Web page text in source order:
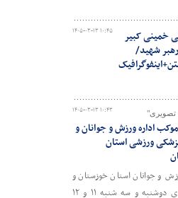
۱۴۰۵-۰۳-۱۳ ۱۰:۴۵
خمینی کبیر
رهبر شهید/
۱۴۰۵-۰۳-۱۳ ۱۰:۴۳ تصویری"
اداره ورزش و جوانان و
ورزشی استان
و جوانان استان خوزستان و
هیأت پزشکی ورزشی استان در روزهای دوشنبه و سه شنبه ۱۱ و ۱۲